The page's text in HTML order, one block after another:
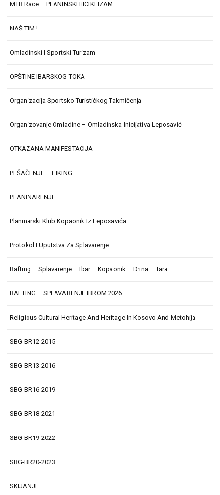
MTB Race – PLANINSKI BICIKLIZAM
NAŠ TIM !
Omladinski I Sportski Turizam
OPŠTINE IBARSKOG TOKA
Organizacija Sportsko Turističkog Takmičenja
Organizovanje Omladine – Omladinska Inicijativa Leposavić
OTKAZANA MANIFESTACIJA
PEŠAČENJE – HIKING
PLANINARENJE
Planinarski Klub Kopaonik Iz Leposavića
Protokol I Uputstva Za Splavarenje
Rafting – Splavarenje – Ibar – Kopaonik – Drina – Tara
RAFTING – SPLAVARENJE IBROM 2026
Religious Cultural Heritage And Heritage In Kosovo And Metohija
SBG-BR12-2015
SBG-BR13-2016
SBG-BR16-2019
SBG-BR18-2021
SBG-BR19-2022
SBG-BR20-2023
SKIJANJE